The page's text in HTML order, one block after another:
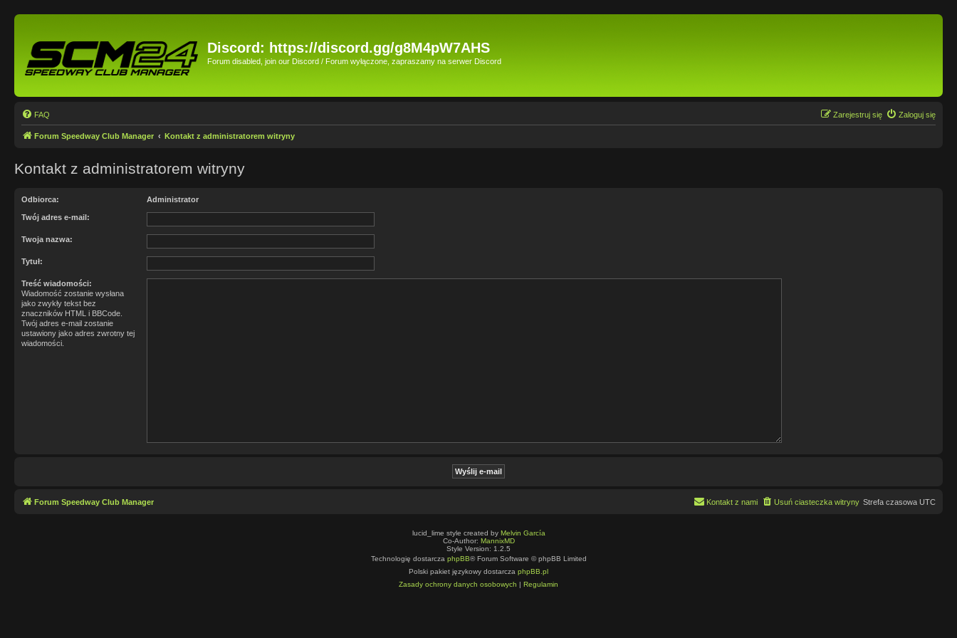
Discord: https://discord.gg/g8M4pW7AHS
Forum disabled, join our Discord / Forum wyłączone, zapraszamy na serwer Discord
FAQ Zaloguj się
Zarejestruj się
Forum Speedway Club Manager Kontakt z administratorem witryny
Kontakt z administratorem witryny
Odbiorca: Administrator
Twój adres e-mail:
Twoja nazwa:
Tytuł:
Treść wiadomości:
Wiadomość zostanie wysłana
jako zwykły tekst bez
znaczników HTML i BBCode.
Twój adres e-mail zostanie
ustawiony jako adres zwrotny tej
wiadomości.
Forum Speedway Club Manager Strefa czasowa UTC
Usuń ciasteczka witryny
Kontakt z nami
lucid_lime style created by Melvin García
Co-Author: MannixMD
Style Version: 1.2.5
Technologię dostarcza phpBB® Forum Software © phpBB Limited
Polski pakiet językowy dostarcza phpBB.pl
Zasady ochrony danych osobowych | Regulamin